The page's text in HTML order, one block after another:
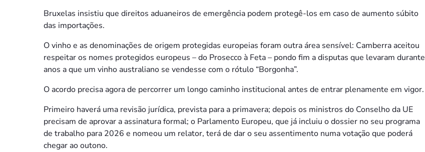
Bruxelas insistiu que direitos aduaneiros de emergência podem protegê-los em caso de aumento súbito
das importações.
O vinho e as denominações de origem protegidas europeias foram outra área sensível: Camberra aceitou
respeitar os nomes protegidos europeus – do Prosecco à Feta – pondo fim a disputas que levaram durante
anos a que um vinho australiano se vendesse com o rótulo “Borgonha”.
O acordo precisa agora de percorrer um longo caminho institucional antes de entrar plenamente em vigor.
Primeiro haverá uma revisão jurídica, prevista para a primavera; depois os ministros do Conselho da UE
precisam de aprovar a assinatura formal; o Parlamento Europeu, que já incluiu o dossier no seu programa
de trabalho para 2026 e nomeou um relator, terá de dar o seu assentimento numa votação que poderá
chegar ao outono.